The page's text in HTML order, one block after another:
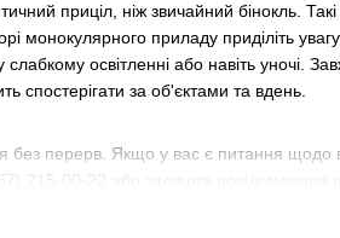
приціл, ніж звичайний бінокль. Такі
приладу приділіть
освітленні або навіть уночі.
спостерігати за об'єктами та вдень.
перерв. Якщо у вас є питання щодо
215-00-22 або залиште повідомлення